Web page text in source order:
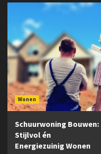
Wonen
Schuurwoning Bouwen:
Stijlvol én
Energiezuinig Wonen